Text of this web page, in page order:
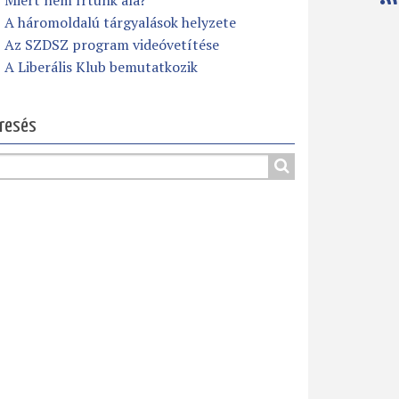
A háromoldalú tárgyalások helyzete
Az SZDSZ program videóvetítése
A Liberális Klub bemutatkozik